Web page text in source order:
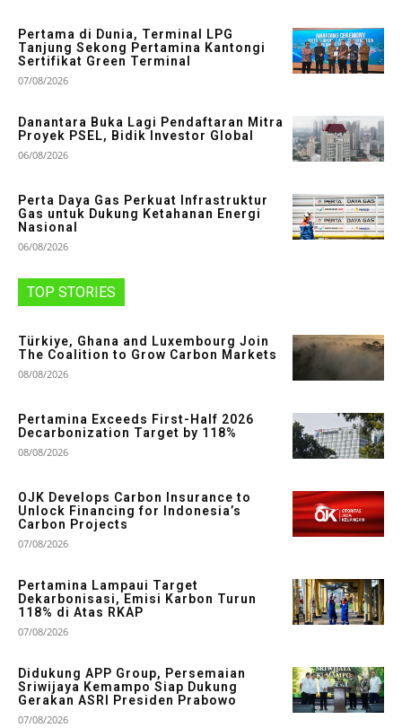
Pertama di Dunia, Terminal LPG
Tanjung Sekong Pertamina Kantongi
Sertifikat Green Terminal
07/08/2026
Danantara Buka Lagi Pendaftaran Mitra
Proyek PSEL, Bidik Investor Global
06/08/2026
Perta Daya Gas Perkuat Infrastruktur
Gas untuk Dukung Ketahanan Energi
Nasional
06/08/2026
TOP STORIES
Türkiye, Ghana and Luxembourg Join
The Coalition to Grow Carbon Markets
08/08/2026
Pertamina Exceeds First-Half 2026
Decarbonization Target by 118%
08/08/2026
OJK Develops Carbon Insurance to
Unlock Financing for Indonesia’s
Carbon Projects
07/08/2026
Pertamina Lampaui Target
Dekarbonisasi, Emisi Karbon Turun
118% di Atas RKAP
07/08/2026
Didukung APP Group, Persemaian
Sriwijaya Kemampo Siap Dukung
Gerakan ASRI Presiden Prabowo
07/08/2026